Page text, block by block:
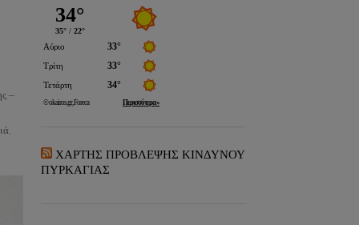
–
ΧΑΡΤΗΣ ΠΡΟΒΛΕΨΗΣ ΚΙΝΔΥΝΟΥ
ΠΥΡΚΑΓΙΑΣ